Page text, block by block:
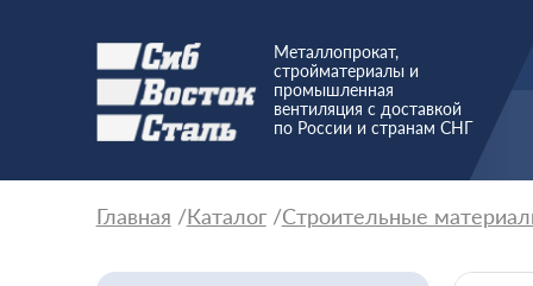
Металлопрокат,
стройматериалы и
промышленная
вентиляция с доставкой
по России и странам СНГ
Главная Каталог Строительные